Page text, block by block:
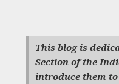
This blog is
Section of the
introduce them